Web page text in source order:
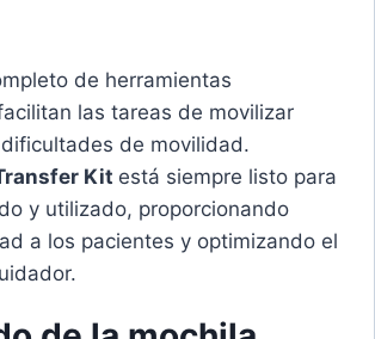
de herramientas
las tareas de movilizar
de movilidad.
Kit está siempre listo para
y utilizado, proporcionando
a los pacientes y optimizando el